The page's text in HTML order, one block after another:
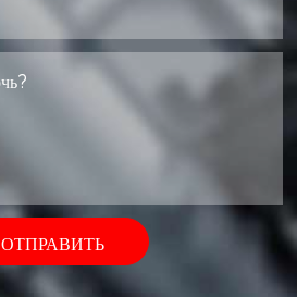
ОТПРАВИТЬ